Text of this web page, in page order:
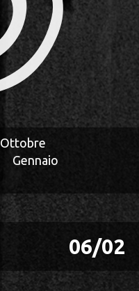
Ottobre
Gennaio
06/02